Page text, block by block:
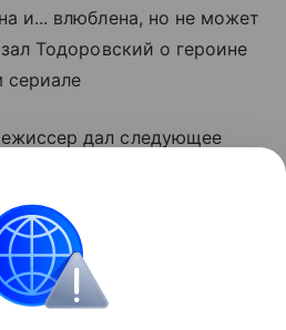
и... влюблена, но не может
Тодоровский о героине
сериале
дал следующее
в себе душевные силы
свою жизнь". Иван
героя есть конкретный